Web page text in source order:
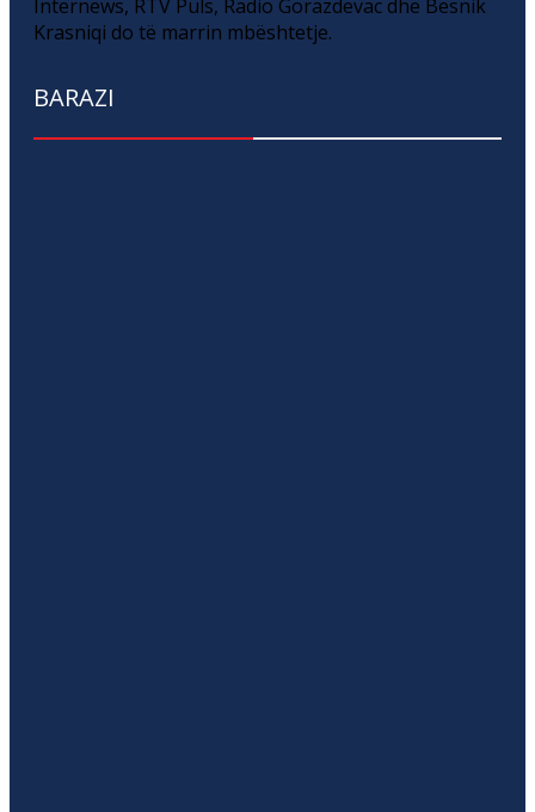
Internews, RTV Puls, Radio Gorazdevac dhe Besnik
Krasniqi do të marrin mbështetje.
BARAZI